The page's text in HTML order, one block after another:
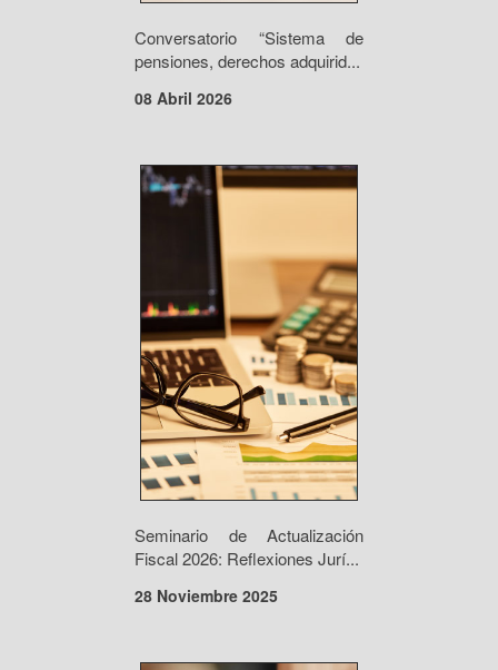
Conversatorio “Sistema de
pensiones, derechos adquirid...
08 Abril 2026
Seminario de Actualización
Fiscal 2026: Reflexiones Jurí...
28 Noviembre 2025